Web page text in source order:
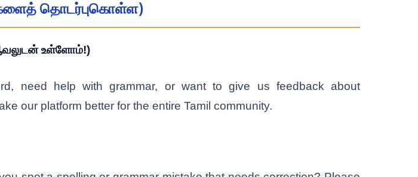
தொடர்புகொள்ள)
உள்ளோம்!)
need help with grammar, or want to give us feedback about
our platform better for the entire Tamil community.